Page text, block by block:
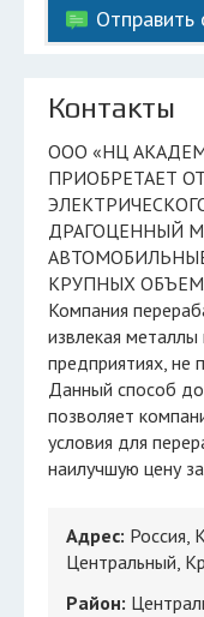
Отправить
Контакты
ООО «НЦ АКАДЕМИЯ БЛАГОРОДНЫХ МЕТАЛЛОВ»
ПРИОБРЕТАЕТ
ДРАГОЦЕННЫЙ
КРУПНЫХ
Компания
извлекая
предприятиях, не
Данный способ
позволяет
условия для
наилучшую цену
Адрес: Россия,
Центральный,
Район: